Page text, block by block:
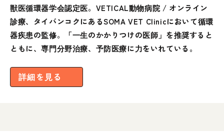
獣医循環器学会認定医。VETICAL動物病院 / オンライン
診療、タイバンコクにあるSOMA VET Clinicにおいて循環
器疾患の監修。「一生のかかりつけの医師」を推奨すると
ともに、専門分野治療、予防医療に力をいれている。
詳細を見る